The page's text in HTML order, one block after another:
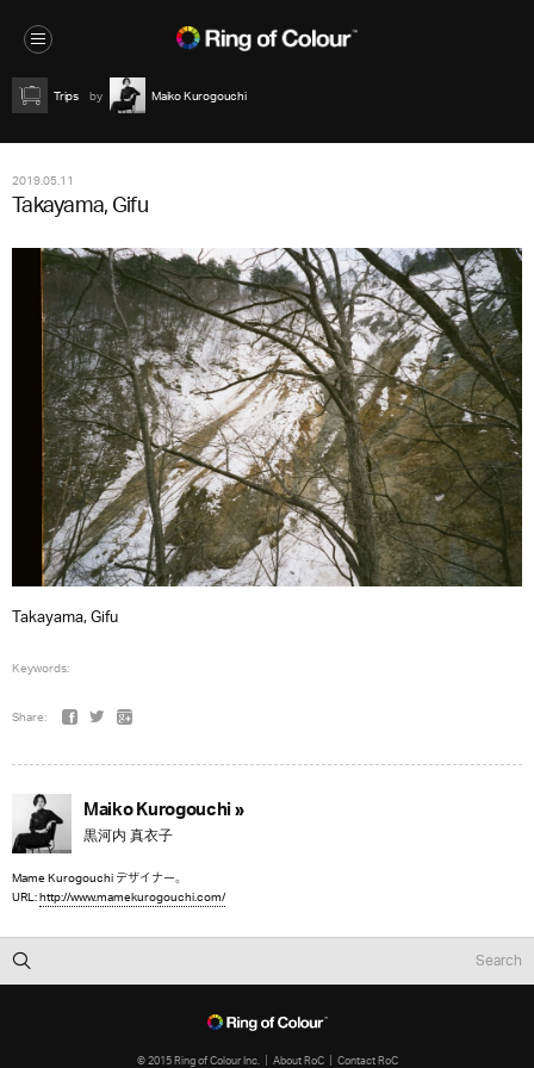
Trips Maiko Kurogouchi
2019.05.11
Takayama, Gifu
Takayama, Gifu
Keywords:
Share:
Maiko Kurogouchi »
黒河内 真衣子
Mame Kurogouchi デザイナー。
URL:http://www.mamekurogouchi.com/
© 2015 Ring of Colour Inc. About RoC Contact RoC